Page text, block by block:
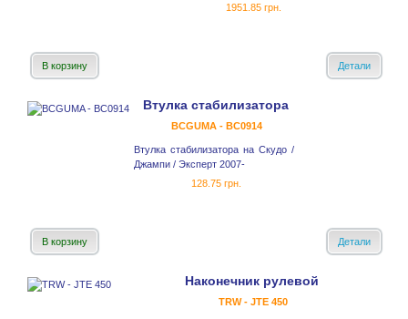
1951.85 грн.
В корзину Детали
Втулка стабилизатора
BCGUMA - BC0914
Втулка стабилизатора на Скудо /
Джампи / Эксперт 2007-
128.75 грн.
В корзину Детали
Наконечник рулевой
TRW - JTE 450